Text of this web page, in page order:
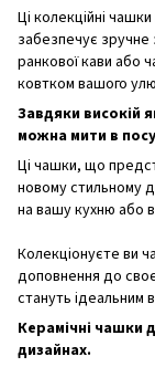
Ці колекційні
забезпечує зручне
ранкової кави або
ковтком вашого
Завдяки високій
можна мити в
Ці чашки, що
новому стильному
на вашу кухню або
Колекціонуєте ви
доповнення до
стануть ідеальним
Керамічні чашки
дизайнах.